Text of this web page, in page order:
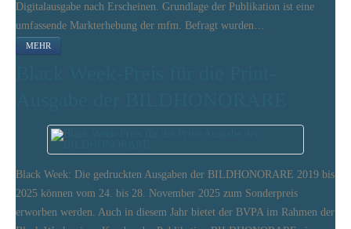
Digitalausgabe nach Erscheinen. Grundlage der Publikation ist eine
umfassende Markterhebung der mfm. Befragt wurden…
MEHR
Black Week: Die gedruckten Ausgaben der BILDHONORARE 2019 bis
2025 können vom 24. bis 28. November 2025 zum Sonderpreis
erworben werden. Auch in diesem Jahr bietet der BVPA im Rahmen der